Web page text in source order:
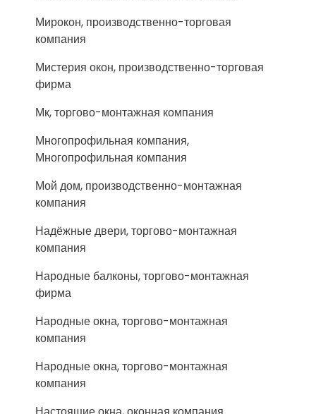
Мирокон, производственно-торговая
компания
Мистерия окон, производственно-торговая
фирма
Мк, торгово-монтажная компания
Многопрофильная компания,
Многопрофильная компания
Мой дом, производственно-монтажная
компания
Надёжные двери, торгово-монтажная
компания
Народные балконы, торгово-монтажная
фирма
Народные окна, торгово-монтажная
компания
Народные окна, торгово-монтажная
компания